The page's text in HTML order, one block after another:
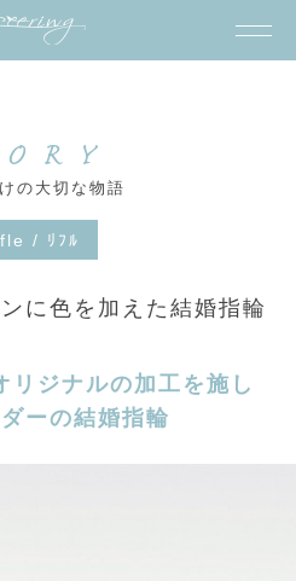
の大切な物語
/ ﾘﾌﾙ
に色を加えた結婚指輪
リジナルの加工を施し
ーの結婚指輪